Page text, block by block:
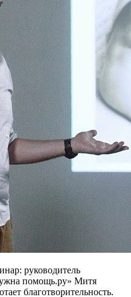
руководитель
помощь.ру» Митя
благотворительность.